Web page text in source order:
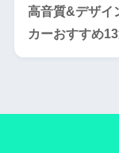
高音質&デザイ
カーおすすめ